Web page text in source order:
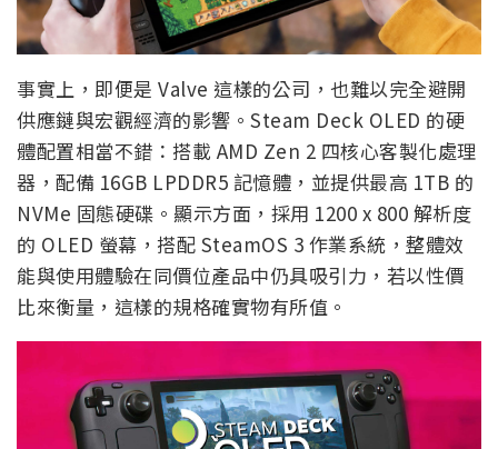
事實上，即便是 Valve 這樣的公司，也難以完全避開
供應鏈與宏觀經濟的影響。Steam Deck OLED 的硬
體配置相當不錯：搭載 AMD Zen 2 四核心客製化處理
器，配備 16GB LPDDR5 記憶體，並提供最高 1TB 的
NVMe 固態硬碟。顯示方面，採用 1200 x 800 解析度
的 OLED 螢幕，搭配 SteamOS 3 作業系統，整體效
能與使用體驗在同價位產品中仍具吸引力，若以性價
比來衡量，這樣的規格確實物有所值。